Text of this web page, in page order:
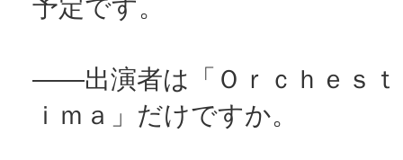
予定です。
――出演者は「Ｏｒｃｈｅｓ
ｉｍａ」だけですか。